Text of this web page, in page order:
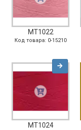
MT1022
Код товара: 0-15210
MT1024